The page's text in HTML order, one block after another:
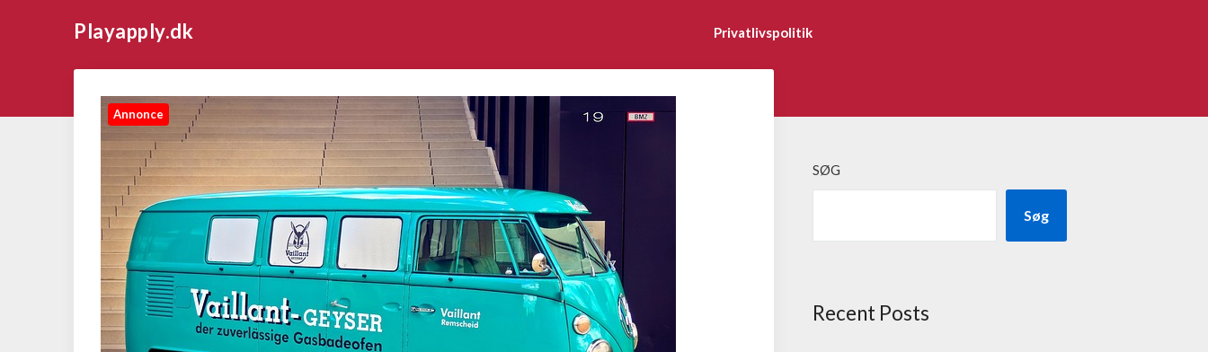
Playapply.dk Privatlivspolitik
Annonce
SØG
Søg
Recent Posts